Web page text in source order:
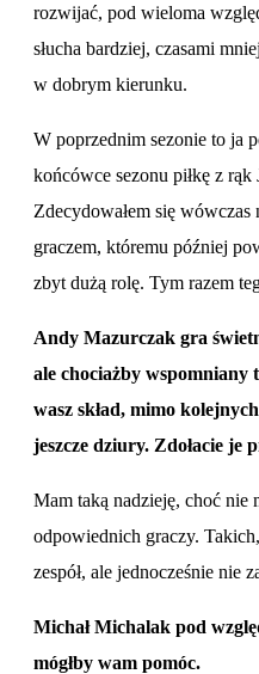
rozwijać, pod wieloma
słucha bardziej, czasami
w dobrym kierunku.
W poprzednim sezonie to ja
końcówce sezonu piłkę z rąk
Zdecydowałem się wówczas
graczem, któremu później
zbyt dużą rolę. Tym razem
Andy Mazurczak gra
ale chociażby wspomniany
wasz skład, mimo
jeszcze dziury. Zdołacie je
Mam taką nadzieję, choć nie
odpowiednich graczy.
zespół, ale jednocześnie nie
Michał Michalak pod
mógłby wam pomóc.